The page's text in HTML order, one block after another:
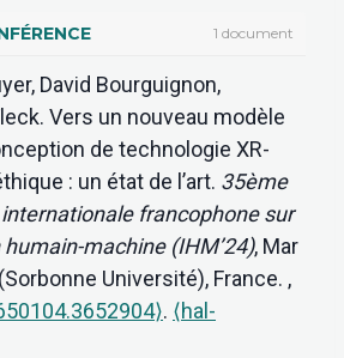
1 document
David Bourguignon,
Vers un nouveau modèle
de technologie XR-
: un état de l’art. 35ème
francophone sur
humain-machine (IHM’24), Mar
Université), France. ,
. ⟨hal-